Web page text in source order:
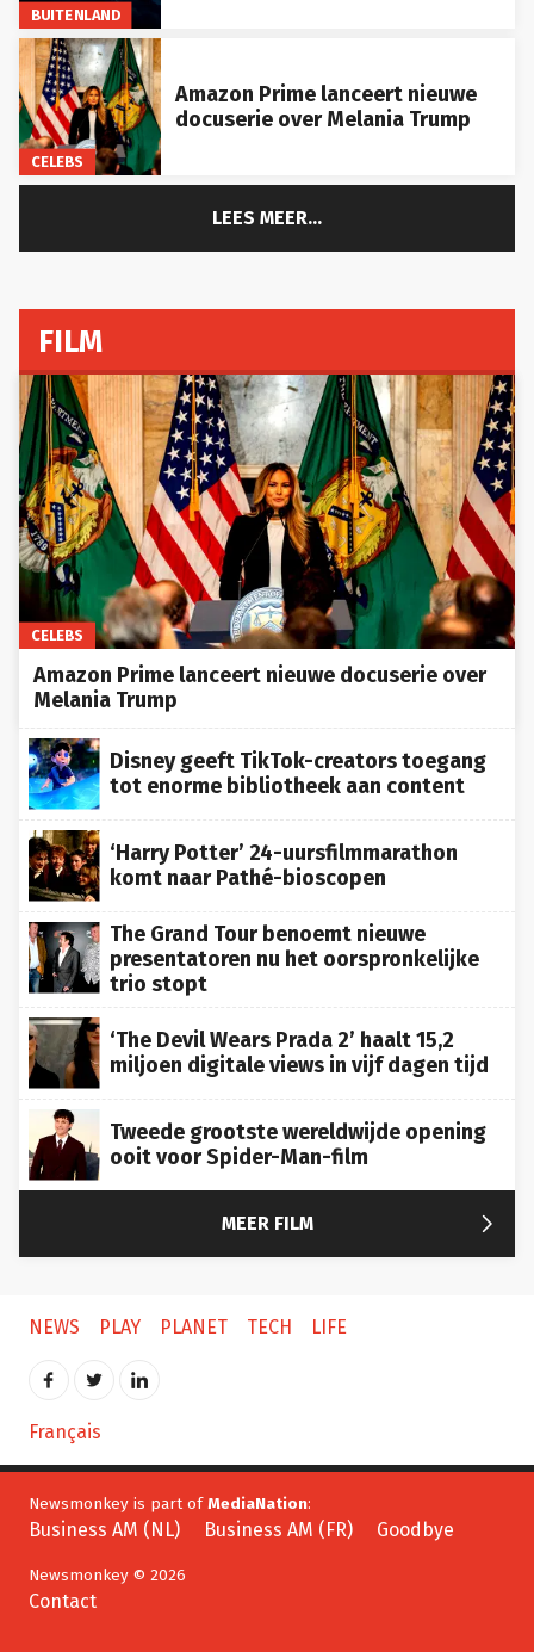
BUITENLAND
CELEBS
Amazon Prime lanceert nieuwe
docuserie over Melania Trump
LEES MEER...
FILM
CELEBS
Amazon Prime lanceert nieuwe docuserie over
Melania Trump
Disney geeft TikTok-creators toegang
tot enorme bibliotheek aan content
‘Harry Potter’ 24-uursfilmmarathon
komt naar Pathé-bioscopen
The Grand Tour benoemt nieuwe
presentatoren nu het oorspronkelijke
trio stopt
‘The Devil Wears Prada 2’ haalt 15,2
miljoen digitale views in vijf dagen tijd
Tweede grootste wereldwijde opening
ooit voor Spider-Man-film
MEER FILM 
NEWS PLAY PLANET TECH LIFE
Français
Newsmonkey is part ofMediaNation:
Business AM (NL) Business AM (FR) Goodbye
Newsmonkey © 2026
Contact